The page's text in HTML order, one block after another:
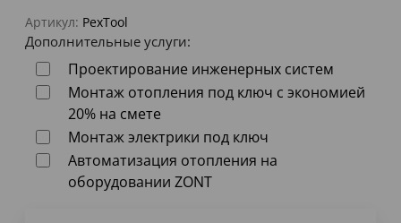
Артикул: PexTool
Дополнительные услуги:
Проектирование инженерных систем
Монтаж отопления под ключ с экономией
20% на смете
Монтаж электрики под ключ
Автоматизация отопления на
оборудовании ZONT